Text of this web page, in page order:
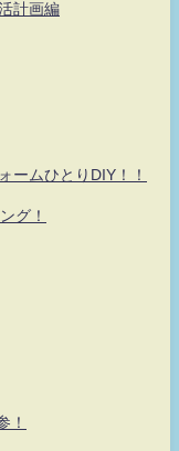
計画編
ームひとりDIY！！
グ！
！